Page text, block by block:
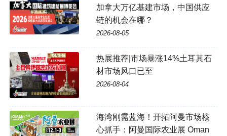
加拿大万亿基建市场，中国供应
链的机会在哪？
2026-08-05
热展推荐|市场暴涨14%土耳其石
材市场风口已至
2026-08-04
海湾刚需蓝海！开拓阿曼市场核
心抓手：阿曼国际农业展 Oman